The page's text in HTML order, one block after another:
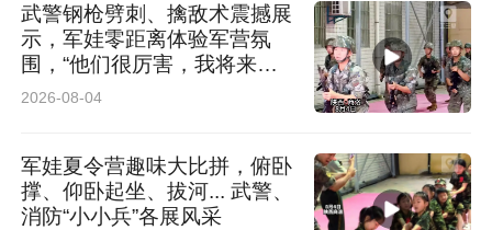
米”“府谷海红果”系列产品以及小米、绿豆、羊肉
等农特产品深受市场青睐。全县农业特色产业产
值稳步增长，已成为带动农民增收、推进乡村全
面振兴的重要支撑。
武警钢枪劈刺、擒敌术震撼展
示，军娃零距离体验军营氛
围，“他们很厉害，我将来也
想当军人”
2026-08-04
军娃夏令营趣味大比拼，俯卧
撑、仰卧起坐、拔河... 武警、
消防“小小兵”各展风采